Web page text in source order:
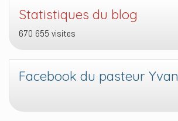
Statistiques du blog
670 655 visites
Facebook du pasteur Yvan